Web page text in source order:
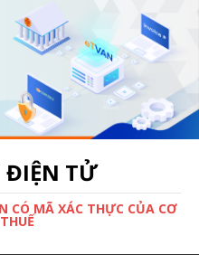
ĐIỆN TỬ
MÃ XÁC THỰC CỦA CƠ